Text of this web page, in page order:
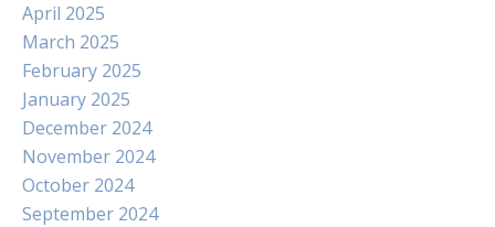
April 2025
March 2025
February 2025
January 2025
December 2024
November 2024
October 2024
September 2024